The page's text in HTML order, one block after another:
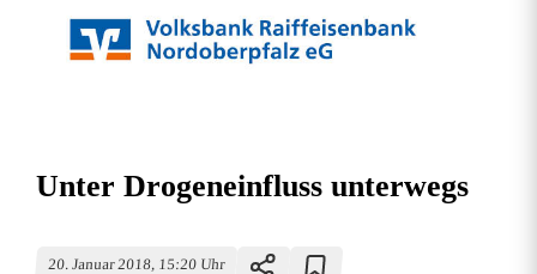
Unter Drogeneinfluss unterwegs
20. Januar 2018, 15:20 Uhr